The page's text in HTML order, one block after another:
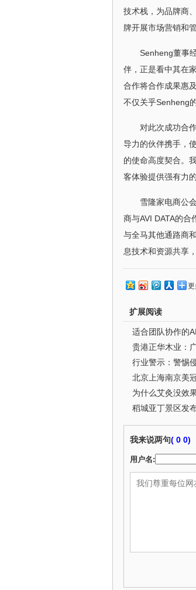
技术栈，为品牌商
牌开展市场营销和
Senheng董事
伴，正是看中其在
合作将合作成果惠
不仅关乎Senheng
对此次成功合
导力的伙伴携手，
的使命高度契合。
客体验提供强有力
雪隆家电商公
商与AVI DATA的合
与全马其他通路商
息技术和资源共享
更
扩展阅读
适合团队协作的
贵港正华木业：
行业警示：警惕
北京上海南京美
为什么艾灸没效
我来说两句( 0 0)
用户名: